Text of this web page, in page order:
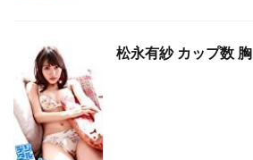
松永有紗 カップ数 胸